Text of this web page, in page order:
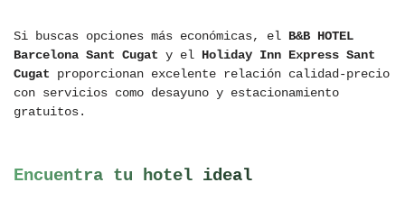
Si buscas opciones más económicas, el B&B HOTEL
Barcelona Sant Cugat y el Holiday Inn Express Sant
Cugat proporcionan excelente relación calidad-precio
con servicios como desayuno y estacionamiento
gratuitos.
Encuentra tu hotel ideal